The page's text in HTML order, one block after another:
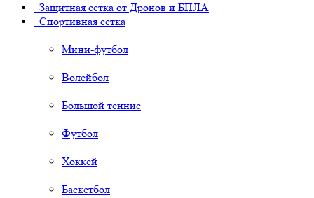
Защитная сетка от Дронов и БПЛА
Спортивная сетка
Мини-футбол
Волейбол
Большой теннис
Футбол
Хоккей
Баскетбол